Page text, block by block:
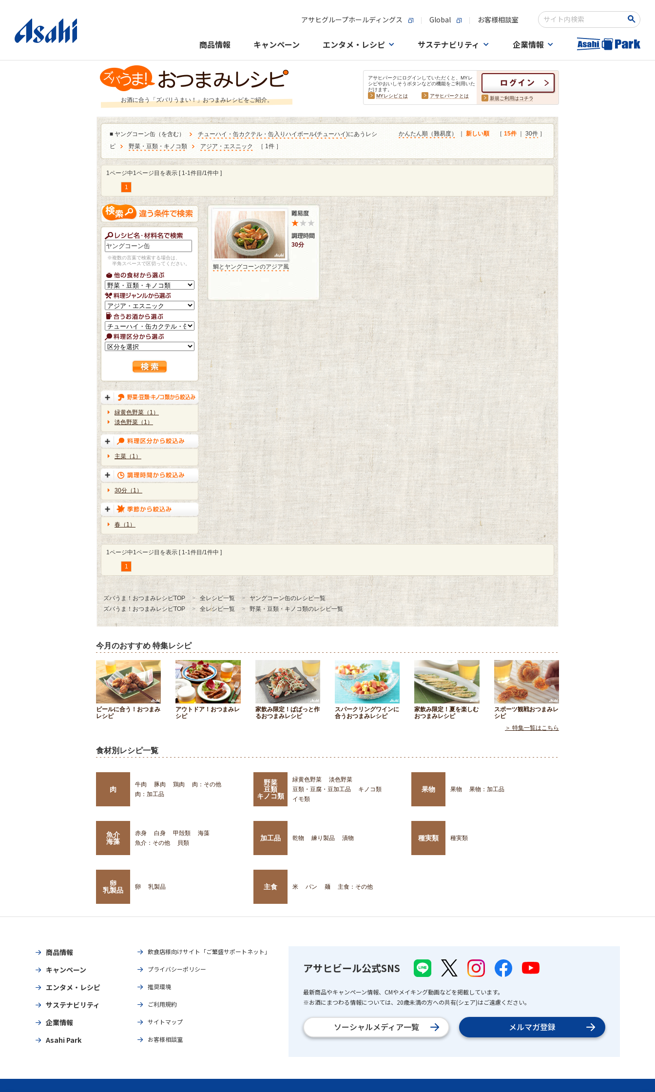
アサヒグループホールディングス Global お客様相談室
検索キーワード入力
商品情報 キャンペーン エンタメ・レシピ サステナビリティ 企業情報
お酒に合う「ズバリうまい！」おつまみレシピをご紹介。
アサヒパークにログインしていただくと、MYレ
シピやおいしそうボタンなどの機能をご利用いた
だけます。
MYレシピとは
アサヒパークとは 新規ご利用はコチラ
■ ヤングコーン缶（を含む） チューハイ・缶カクテル・缶入りハイボール(チューハイ)にあうレシ
ピ
野菜・豆類・キノコ類 アジア・エスニック ［ 1件 ］
かんたん順（難易度） 新しい順 ［ 15件｜ 30件 ］
1ページ中1ページ目を表示 [ 1-1件目/1件中 ]
1
※複数の言葉で検索する場合は、
半角スペースで区切ってください。
緑黄色野菜（1）
淡色野菜（1）
主菜（1）
30分（1）
春（1）
30分
鯛とヤングコーンのアジア風
1ページ中1ページ目を表示 [ 1-1件目/1件中 ]
1
ズバうま！おつまみレシピTOP 全レシピ一覧
ヤングコーン缶のレシピ一覧
ズバうま！おつまみレシピTOP
全レシピ一覧 野菜・豆類・キノコ類のレシピ一覧
今月のおすすめ 特集レシピ
ビールに合う！おつまみ
レシピ
アウトドア！おつまみレ
シピ
家飲み限定！ぱぱっと作
るおつまみレシピ
スパークリングワインに
合うおつまみレシピ
家飲み限定！夏を楽しむ
おつまみレシピ
スポーツ観戦おつまみレ
シピ
＞ 特集一覧はこちら
食材別レシピ一覧
肉
牛肉 豚肉 鶏肉
肉：その他
肉：加工品
野菜
豆類
キノコ類
緑黄色野菜
淡色野菜
豆類・豆腐・豆加工品
キノコ類
イモ類
果物 果物 果物：加工品
魚介
海藻
赤身 白身 甲殻類
海藻
魚介：その他
貝類
加工品 乾物 練り製品 漬物 種実類 種実類
卵
乳製品
卵 乳製品 主食 米 パン 麺 主食：その他
商品情報
キャンペーン
エンタメ・レシピ
サステナビリティ
企業情報
Asahi Park
飲食店様向けサイト「ご繁盛サポートネット」
プライバシーポリシー
推奨環境
ご利用規約
サイトマップ
お客様相談室
アサヒビール公式SNS
最新商品やキャンペーン情報、CMやメイキング動画などを掲載しています。
※お酒にまつわる情報については、20歳未満の方への共有(シェア)はご遠慮ください。
ソーシャルメディア一覧 メルマガ登録